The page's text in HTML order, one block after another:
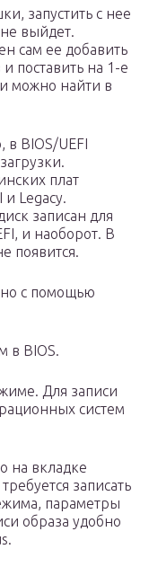
запустить с нее
выйдет.
сам ее добавить
поставить на 1-е
можно найти в
в BIOS/UEFI
плат
Legacy.
записан для
и наоборот. В
появится.
с помощью
в BIOS.
Для записи
систем
на вкладке
записать
параметры
образа удобно